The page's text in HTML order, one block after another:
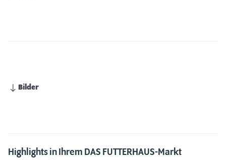
Bilder
Highlights in Ihrem DAS FUTTERHAUS-Markt